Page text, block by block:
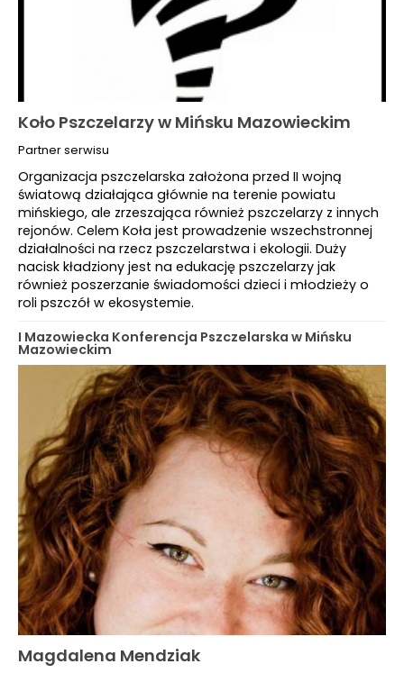
Koło Pszczelarzy w Mińsku Mazowieckim
Partner serwisu
Organizacja pszczelarska założona przed II wojną
światową działająca głównie na terenie powiatu
mińskiego, ale zrzeszająca również pszczelarzy z innych
rejonów. Celem Koła jest prowadzenie wszechstronnej
działalności na rzecz pszczelarstwa i ekologii. Duży
nacisk kładziony jest na edukację pszczelarzy jak
również poszerzanie świadomości dzieci i młodzieży o
roli pszczół w ekosystemie.
I Mazowiecka Konferencja Pszczelarska w Mińsku
Mazowieckim
Magdalena Mendziak